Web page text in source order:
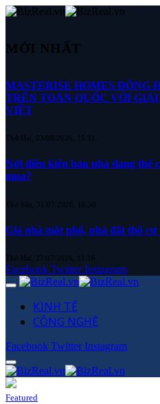
MỚI NHẤT
MASTERISE HOMES ĐỒNG
TRÊN TOÀN QUỐC VỚI
VIỆT
Thứ Hai, 03/08/2026, 15:31
Nới điều kiện bán nhà đang thế
mua?
Thứ Sáu, 31/07/2026, 16:50
Giá nhà mặt phố, nhà đất thổ
Thứ Hai, 27/07/2026, 11:16
Facebook Twitter Instagram
KINH TẾ
CÔNG NGHỆ
Facebook Twitter Instagram
Featured